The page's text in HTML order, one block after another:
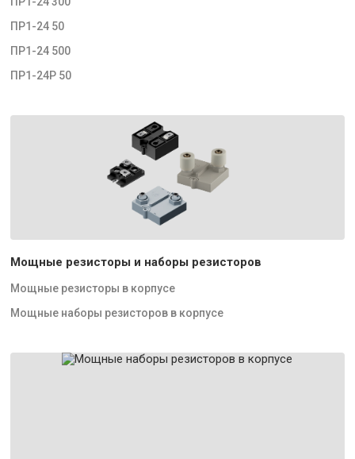
ПР1-24 50
ПР1-24 500
ПР1-24Р 50
Мощные резисторы и наборы резисторов
Мощные резисторы в корпусе
Мощные наборы резисторов в корпусе